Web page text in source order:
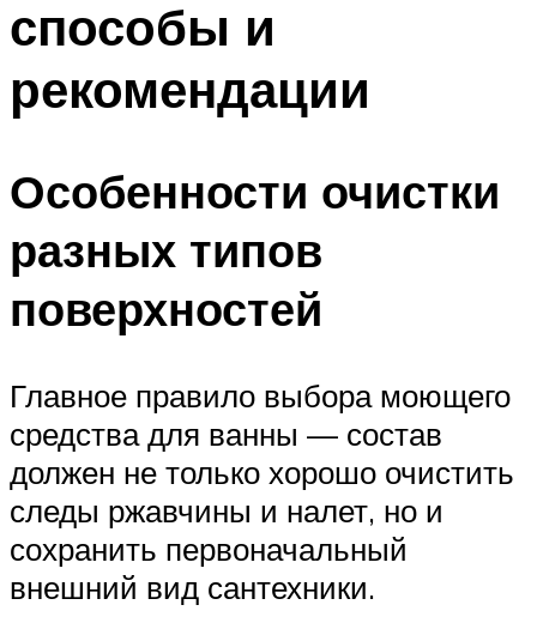
способы и
рекомендации
Особенности очистки
разных типов
поверхностей
Главное правило выбора моющего
средства для ванны — состав
должен не только хорошо очистить
следы ржавчины и налет, но и
сохранить первоначальный
внешний вид сантехники.